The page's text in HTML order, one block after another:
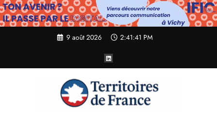
Aller
au
contenu
9 août 2026 2:41:43 PM